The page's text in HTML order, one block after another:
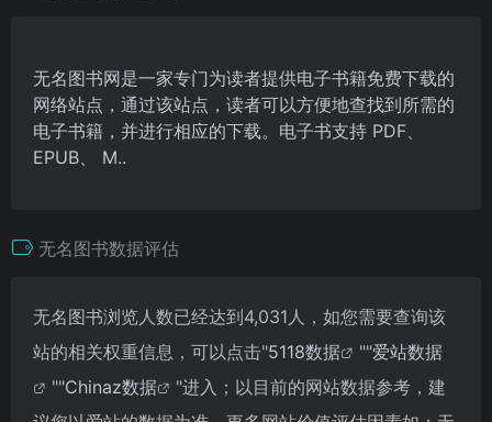
无名图书网是一家专门为读者提供电子书籍免费下载的
网络站点，通过该站点，读者可以方便地查找到所需的
电子书籍，并进行相应的下载。电子书支持 PDF、
EPUB、 M..
无名图书数据评估
无名图书浏览人数已经达到4,031人，如您需要查询该
站的相关权重信息，可以点击"5118数据 ""爱站数据
""Chinaz数据
"进入；以目前的网站数据参考，建